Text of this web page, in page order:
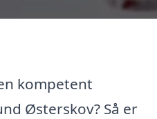
kompetent
Østerskov? Så er